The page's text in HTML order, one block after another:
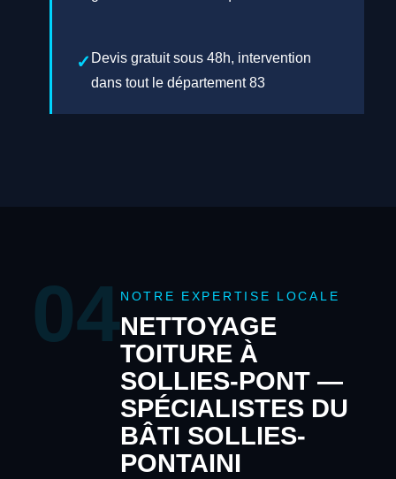
Devis gratuit sous 48h, intervention
dans tout le département 83
04 NOTRE EXPERTISE LOCALE
NETTOYAGE
TOITURE À
SOLLIES-PONT —
SPÉCIALISTES DU
BÂTI SOLLIES-
PONTAINI